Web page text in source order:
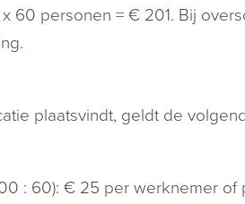
60 personen = € 201. Bij
plaatsvindt, geldt de
: 60): € 25 per werknemer of